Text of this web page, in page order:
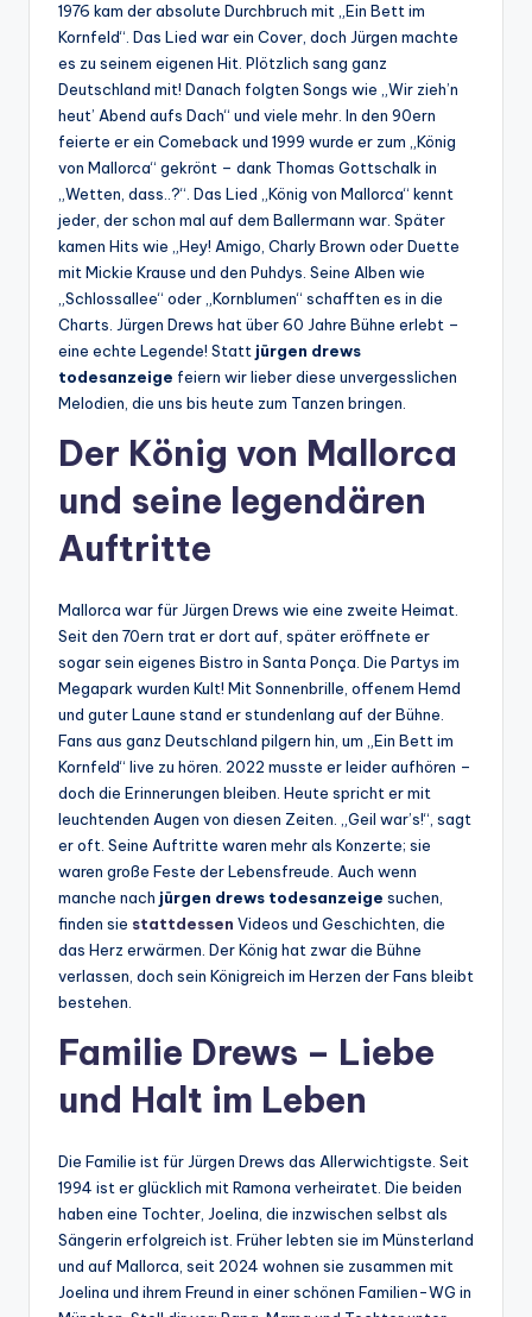
1976 kam der absolute Durchbruch mit „Ein Bett im
Kornfeld“. Das Lied war ein Cover, doch Jürgen machte
es zu seinem eigenen Hit. Plötzlich sang ganz
Deutschland mit! Danach folgten Songs wie „Wir zieh’n
heut’ Abend aufs Dach“ und viele mehr. In den 90ern
feierte er ein Comeback und 1999 wurde er zum „König
von Mallorca“ gekrönt – dank Thomas Gottschalk in
„Wetten, dass..?“. Das Lied „König von Mallorca“ kennt
jeder, der schon mal auf dem Ballermann war. Später
kamen Hits wie „Hey! Amigo, Charly Brown oder Duette
mit Mickie Krause und den Puhdys. Seine Alben wie
„Schlossallee“ oder „Kornblumen“ schafften es in die
Charts. Jürgen Drews hat über 60 Jahre Bühne erlebt –
eine echte Legende! Statt jürgen drews
todesanzeige feiern wir lieber diese unvergesslichen
Melodien, die uns bis heute zum Tanzen bringen.
Der König von Mallorca
und seine legendären
Auftritte
Mallorca war für Jürgen Drews wie eine zweite Heimat.
Seit den 70ern trat er dort auf, später eröffnete er
sogar sein eigenes Bistro in Santa Ponça. Die Partys im
Megapark wurden Kult! Mit Sonnenbrille, offenem Hemd
und guter Laune stand er stundenlang auf der Bühne.
Fans aus ganz Deutschland pilgern hin, um „Ein Bett im
Kornfeld“ live zu hören. 2022 musste er leider aufhören –
doch die Erinnerungen bleiben. Heute spricht er mit
leuchtenden Augen von diesen Zeiten. „Geil war’s!“, sagt
er oft. Seine Auftritte waren mehr als Konzerte; sie
waren große Feste der Lebensfreude. Auch wenn
manche nach jürgen drews todesanzeige suchen,
finden sie stattdessen Videos und Geschichten, die
das Herz erwärmen. Der König hat zwar die Bühne
verlassen, doch sein Königreich im Herzen der Fans bleibt
bestehen.
Familie Drews – Liebe
und Halt im Leben
Die Familie ist für Jürgen Drews das Allerwichtigste. Seit
1994 ist er glücklich mit Ramona verheiratet. Die beiden
haben eine Tochter, Joelina, die inzwischen selbst als
Sängerin erfolgreich ist. Früher lebten sie im Münsterland
und auf Mallorca, seit 2024 wohnen sie zusammen mit
Joelina und ihrem Freund in einer schönen Familien-WG in